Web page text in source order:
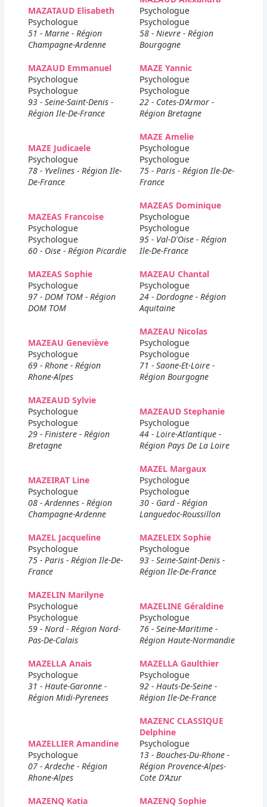
MAZATAUD Elisabeth
Psychologue
51 - Marne - Région
Champagne-Ardenne
Psychologue
Psychologue
58 - Nievre - Région
Bourgogne
MAZAUD Emmanuel
Psychologue
Psychologue
93 - Seine-Saint-Denis -
Région Ile-De-France
MAZE Yannic
Psychologue
Psychologue
22 - Cotes-D'Armor -
Région Bretagne
MAZE Judicaele
Psychologue
78 - Yvelines - Région Ile-
De-France
MAZE Amelie
Psychologue
Psychologue
75 - Paris - Région Ile-De-
France
MAZEAS Francoise
Psychologue
Psychologue
60 - Oise - Région Picardie
MAZEAS Dominique
Psychologue
Psychologue
95 - Val-D'Oise - Région
Ile-De-France
MAZEAS Sophie
Psychologue
97 - DOM TOM - Région
DOM TOM
MAZEAU Chantal
Psychologue
24 - Dordogne - Région
Aquitaine
MAZEAU Geneviève
Psychologue
69 - Rhone - Région
Rhone-Alpes
MAZEAU Nicolas
Psychologue
Psychologue
71 - Saone-Et-Loire -
Région Bourgogne
MAZEAUD Sylvie
Psychologue
Psychologue
29 - Finistere - Région
Bretagne
MAZEAUD Stephanie
Psychologue
44 - Loire-Atlantique -
Région Pays De La Loire
MAZEIRAT Line
Psychologue
08 - Ardennes - Région
Champagne-Ardenne
MAZEL Margaux
Psychologue
Psychologue
30 - Gard - Région
Languedoc-Roussillon
MAZEL Jacqueline
Psychologue
75 - Paris - Région Ile-De-
France
MAZELEIX Sophie
Psychologue
93 - Seine-Saint-Denis -
Région Ile-De-France
MAZELIN Marilyne
Psychologue
Psychologue
59 - Nord - Région Nord-
Pas-De-Calais
MAZELINE Géraldine
Psychologue
76 - Seine-Maritime -
Région Haute-Normandie
MAZELLA Anais
Psychologue
31 - Haute-Garonne -
Région Midi-Pyrenees
MAZELLA Gaulthier
Psychologue
92 - Hauts-De-Seine -
Région Ile-De-France
MAZELLIER Amandine
Psychologue
07 - Ardeche - Région
Rhone-Alpes
MAZENC CLASSIQUE
Delphine
Psychologue
13 - Bouches-Du-Rhone -
Région Provence-Alpes-
Cote D'Azur
MAZENQ Katia
MAZENQ Sophie